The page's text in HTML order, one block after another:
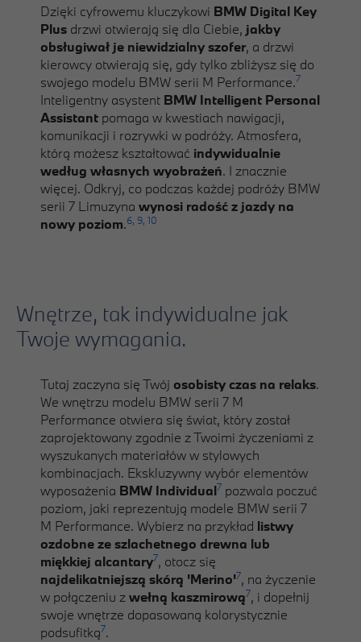
Dzięki cyfrowemu kluczykowi BMW Digital Key
Plus drzwi otwierają się dla Ciebie, jakby
obsługiwał je niewidzialny szofer, a drzwi
kierowcy otwierają się, gdy tylko zbliżysz się do
swojego modelu BMW serii M Performance.7
Inteligentny asystent BMW Intelligent Personal
Assistant pomaga w kwestiach nawigacji,
komunikacji i rozrywki w podróży. Atmosfera,
którą możesz kształtować indywidualnie
według własnych wyobrażeń. I znacznie
więcej. Odkryj, co podczas każdej podróży BMW
serii 7 Limuzyna wynosi radość z jazdy na
nowy poziom.6, 9, 10
Wnętrze, tak indywidualne jak
Twoje wymagania.
Tutaj zaczyna się Twój osobisty czas na relaks.
We wnętrzu modelu BMW serii 7 M
Performance otwiera się świat, który został
zaprojektowany zgodnie z Twoimi życzeniami z
wyszukanych materiałów w stylowych
kombinacjach. Ekskluzywny wybór elementów
wyposażenia BMW Individual7 pozwala poczuć
poziom, jaki reprezentują modele BMW serii 7
M Performance. Wybierz na przykład listwy
ozdobne ze szlachetnego drewna lub
miękkiej alcantary7, otocz się
najdelikatniejszą skórą 'Merino'7, na życzenie
w połączeniu zwełną kaszmirową7, i dopełnij
swoje wnętrze dopasowaną kolorystycznie
podsufitką7.